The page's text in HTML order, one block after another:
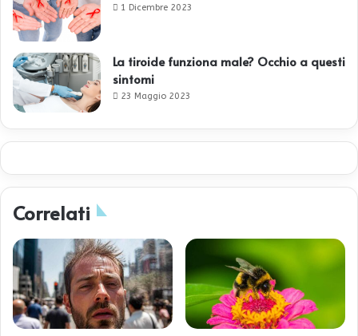
1 Dicembre 2023
La tiroide funziona male? Occhio a questi
sintomi
23 Maggio 2023
Correlati